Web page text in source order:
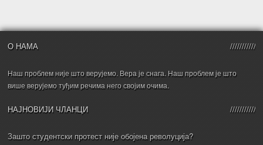
О НАМА
Наш проблем није што верујемо. Вера је снага. Наш проблем је што
више верујемо туђим речима него својим очима.
НАЈНОВИЈИ ЧЛАНЦИ
Зашто студентски протест није обојена револуција?